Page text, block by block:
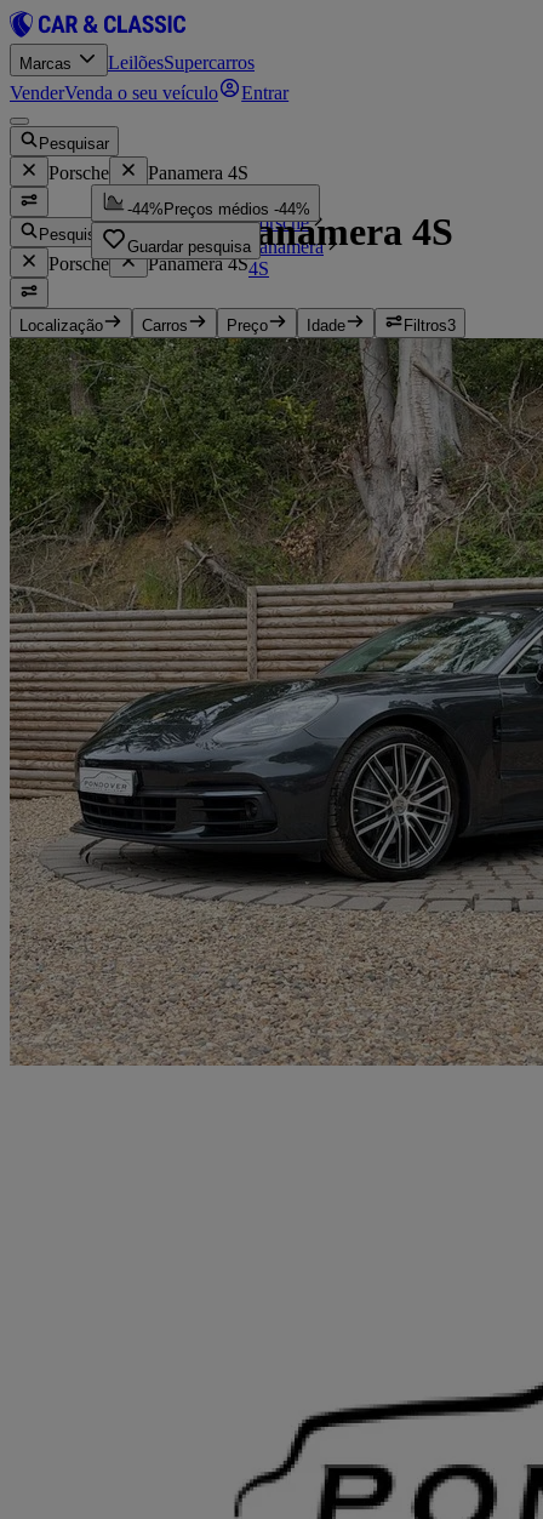
Marcas LeilõesSupercarros
VenderVenda o seu veículo Entrar
Pesquisar
Porsche Panamera 4S
Pesquisar
Porsche Panamera 4S
Localização Carros Preço Idade Filtros3
...
Porsche
Panamera
4S
Porsche Panamera 4S
-44% Preços médios -44%
Guardar pesquisa